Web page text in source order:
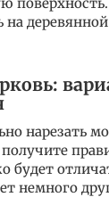
на
нарезать
будет
немного